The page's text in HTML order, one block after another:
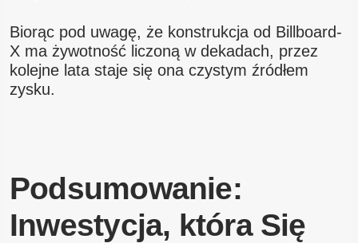
Biorąc pod uwagę, że konstrukcja od Billboard-
X ma żywotność liczoną w dekadach, przez
kolejne lata staje się ona czystym źródłem
zysku.
Podsumowanie:
Inwestycja, która Się